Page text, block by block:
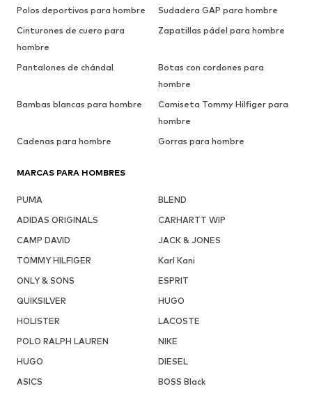
Polos deportivos para hombre
Sudadera GAP para hombre
Cinturones de cuero para
hombre
Zapatillas pádel para hombre
Pantalones de chándal
Botas con cordones para
hombre
Bambas blancas para hombre
Camiseta Tommy Hilfiger para
hombre
Cadenas para hombre
Gorras para hombre
MARCAS PARA HOMBRES
PUMA
BLEND
ADIDAS ORIGINALS
CARHARTT WIP
CAMP DAVID
JACK & JONES
TOMMY HILFIGER
Karl Kani
ONLY & SONS
ESPRIT
QUIKSILVER
HUGO
HOLISTER
LACOSTE
POLO RALPH LAUREN
NIKE
HUGO
DIESEL
ASICS
BOSS Black